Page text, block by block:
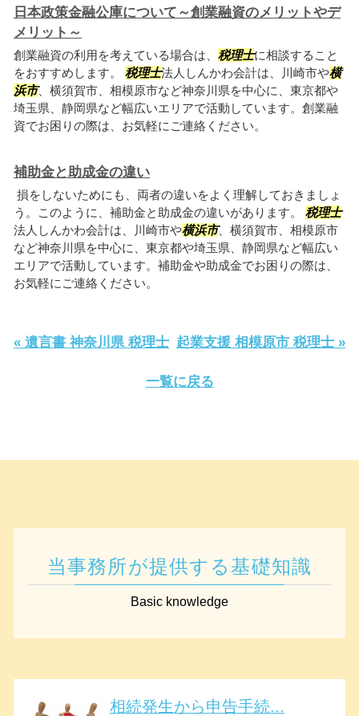
日本政策金融公庫について～創業融資のメリットやデ
メリット～
創業融資の利用を考えている場合は、 税理士に相談すること
をおすすめします。 税理士法人しんかわ会計は、川崎市や横
浜市、横須賀市、相模原市など神奈川県を中心に、東京都や
埼玉県、静岡県など幅広いエリアで活動しています。創業融
資でお困りの際は、お気軽にご連絡ください。
補助金と助成金の違い
損をしないためにも、両者の違いをよく理解しておきましょ
う。このように、補助金と助成金の違いがあります。 税理士
法人しんかわ会計は、川崎市や横浜市、横須賀市、相模原市
など神奈川県を中心に、東京都や埼玉県、静岡県など幅広い
エリアで活動しています。補助金や助成金でお困りの際は、
お気軽にご連絡ください。
« 遺言書 神奈川県 税理士 起業支援 相模原市 税理士 »
一覧に戻る
当事務所が提供する基礎知識
Basic knowledge
相続発生から申告手続...